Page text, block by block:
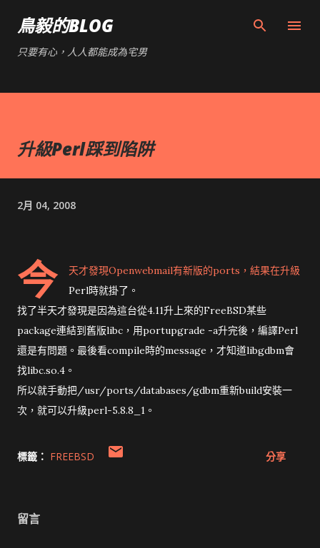
鳥毅的BLOG
只要有心，人人都能成為宅男
升級Perl踩到陷阱
2月 04, 2008
今
天才發現Openwebmail有新版的ports，結果在升級
Perl時就掛了。
找了半天才發現是因為這台從4.11升上來的FreeBSD某些
package連結到舊版libc，用portupgrade -a升完後，編譯Perl
還是有問題。最後看compile時的message，才知道libgdbm會
找libc.so.4。
所以就手動把/usr/ports/databases/gdbm重新build安裝一
次，就可以升級perl-5.8.8_1。
標籤： FREEBSD 分享
留言